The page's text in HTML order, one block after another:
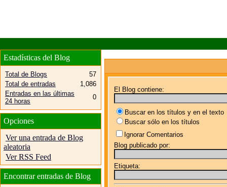
El Blog contiene:
Buscar en los títulos y en el texto
Buscar sólo en los títulos
Ignorar Comentarios
Blog publicado por:
Etiqueta:
Estadísticas del Blog
Total de Blogs
57
Total de entradas
1,086
Entradas en las últimas
24 horas
0
Opciones
Ver una entrada de Blog
aleatoria
Ver RSS Feed
Encontrar entradas de Blog